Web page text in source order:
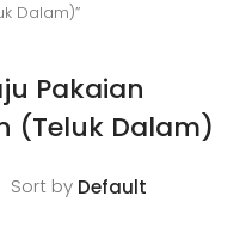
Dalam)”
Pakaian
(Teluk Dalam)
Sort by